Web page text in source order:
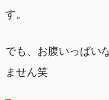
す。
でも、お腹いっぱい
ません笑